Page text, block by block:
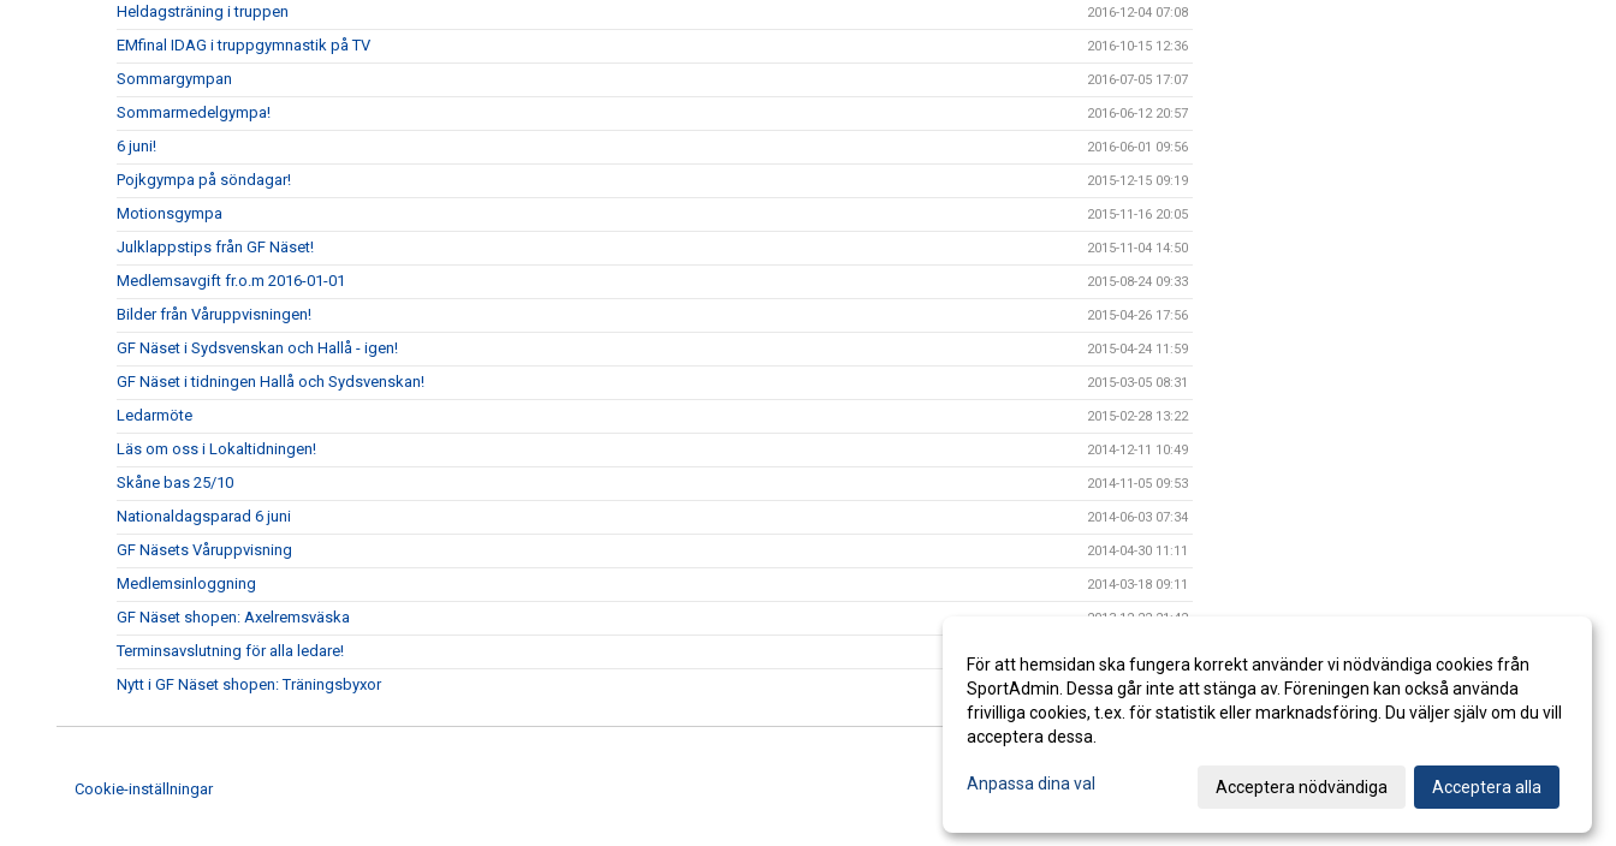
Heldagsträning i truppen 2016-12-04 07:08
EMfinal IDAG i truppgymnastik på TV 2016-10-15 12:36
Sommargympan 2016-07-05 17:07
Sommarmedelgympa! 2016-06-12 20:57
6 juni! 2016-06-01 09:56
Pojkgympa på söndagar! 2015-12-15 09:19
Motionsgympa 2015-11-16 20:05
Julklappstips från GF Näset! 2015-11-04 14:50
Medlemsavgift fr.o.m 2016-01-01 2015-08-24 09:33
Bilder från Våruppvisningen! 2015-04-26 17:56
GF Näset i Sydsvenskan och Hallå - igen! 2015-04-24 11:59
GF Näset i tidningen Hallå och Sydsvenskan! 2015-03-05 08:31
Ledarmöte 2015-02-28 13:22
Läs om oss i Lokaltidningen! 2014-12-11 10:49
Skåne bas 25/10 2014-11-05 09:53
Nationaldagsparad 6 juni 2014-06-03 07:34
GF Näsets Våruppvisning 2014-04-30 11:11
Medlemsinloggning 2014-03-18 09:11
GF Näset shopen: Axelremsväska 2013-12-22 21:42
Terminsavslutning för alla ledare!
Nytt i GF Näset shopen: Träningsbyxor 2013-12-13 22:17
Cookie-inställningar
För att hemsidan ska fungera korrekt använder vi nödvändiga cookies från
SportAdmin. Dessa går inte att stänga av. Föreningen kan också använda
frivilliga cookies, t.ex. för statistik eller marknadsföring. Du väljer själv om du vill
acceptera dessa.
Anpassa dina val Acceptera nödvändiga Acceptera alla